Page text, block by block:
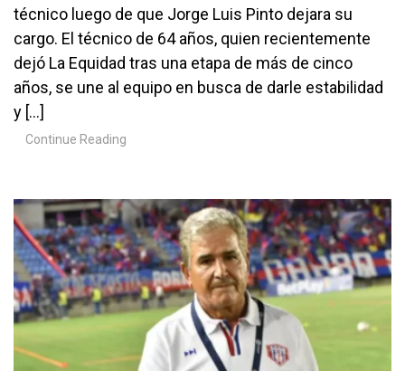
técnico luego de que Jorge Luis Pinto dejara su
cargo. El técnico de 64 años, quien recientemente
dejó La Equidad tras una etapa de más de cinco
años, se une al equipo en busca de darle estabilidad
y […]
Continue Reading